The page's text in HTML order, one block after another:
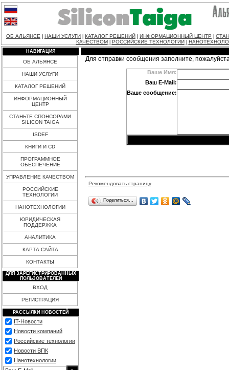
ОБ АЛЬЯНСЕ НАШИ УСЛУГИ КАТАЛОГ РЕШЕНИЙ ИНФОРМАЦИОННЫЙ ЦЕНТР
КАЧЕСТВОМ
РОССИЙСКИЕ ТЕХНОЛОГИИ
НАВИГАЦИЯ
ОБ АЛЬЯНСЕ
НАШИ УСЛУГИ
КАТАЛОГ РЕШЕНИЙ
ИНФОРМАЦИОННЫЙ
ЦЕНТР
СТАНЬТЕ СПОНСОРАМИ
SILICON TAIGA
ISDEF
КНИГИ И CD
ПРОГРАММНОЕ
ОБЕСПЕЧЕНИЕ
УПРАВЛЕНИЕ КАЧЕСТВОМ
РОССИЙСКИЕ
ТЕХНОЛОГИИ
НАНОТЕХНОЛОГИИ
ЮРИДИЧЕСКАЯ
ПОДДЕРЖКА
АНАЛИТИКА
КАРТА САЙТА
КОНТАКТЫ
ДЛЯ ЗАРЕГИСТРИРОВАННЫХ
ПОЛЬЗОВАТЕЛЕЙ
ВХОД
РЕГИСТРАЦИЯ
РАССЫЛКИ НОВОСТЕЙ
IT-Новости
Новости компаний
Российские технологии
Новости ВПК
Нанотехнологии
Для отправки сообщения заполните,
Ваше Имя:
Ваш E-Mail:
Ваше сообщение:
Рекомендовать страницу
Поделиться…